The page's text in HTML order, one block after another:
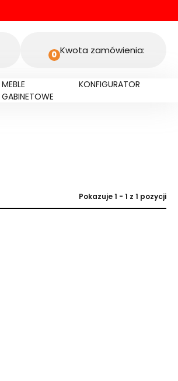
0 Kwota zamówienia:
MEBLE
GABINETOWE
KONFIGURATOR
Pokazuje 1 - 1 z 1 pozycji